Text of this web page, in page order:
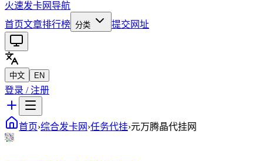
火速发卡网导航
首页文章排行榜 分类 提交网址
中文 EN
登录 / 注册
首页›综合发卡网 ›任务代挂›元万腾晶代挂网